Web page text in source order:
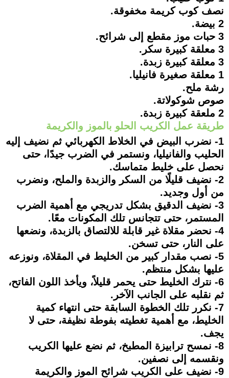
نصف كوب كريمة مخفوقة.
2 بيضة.
3 حبات موز مقطع إلى شرائح.
3 معلقة كبيرة سكر.
3 معلقة كبيرة زبدة.
1 معلقة صغيرة فانيليا.
رشة ملح.
صوص شوكولاتة.
2 ملعقة كبيرة زبدة.
طريقة عمل الكريب الحلو بالموز والكريمة
1- نضرب البيض في الخلاط الكهربائي ثم نضيف إليه
الحليب والفانيليا، ونستمر في الضرب جيدًا، حتى
نحصل على خليط متماسك.
2- نضيف قليلًا من السكر والزبدة والملح، ونضرب
من أول وجديد.
3- نضيف الدقيق بشكل تدريجي مع أهمية الضرب
المستمر، حتى تتجانس تلك المكونات معًا.
4- نحضر مقلاة غير قابلة للالتصاق بالزبدة، ونضعها
على النار، حتى تسخن.
5- نصب مقدار كبير من الخليط في المقلاة، ونوزعه
عليها بشكل منتظم.
6- نترك الخليط حتى يحمر قليلاً، ويأخذ اللون الفاتح،
ثم نقلبه على الجانب الآخر.
7- نكرر تلك الخطوة السابقة حتى انتهاء كمية
الخليط، مع أهمية تغطيته بفوطة نظيفة، حتى لا
يجف.
8- نمسح ترابيزة المطبخ، ثم نضع عليها الكريب
ونقسمه إلى نصفين.
9- نضيف على الكريب شرائح الموز والكريمة